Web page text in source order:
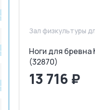
Зал физкультуры
Ноги для
(32870)
13 716 ₽